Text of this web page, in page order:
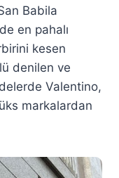
Babila
en pahalı
kesen
denilen ve
Valentino,
markalardan